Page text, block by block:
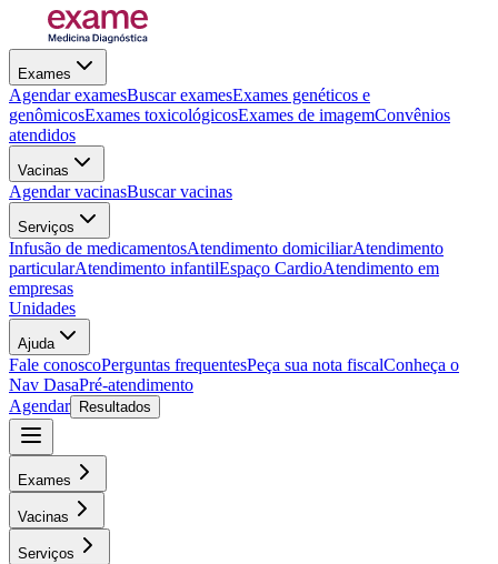
Exames
Agendar examesBuscar examesExames genéticos e
genômicosExames toxicológicosExames de imagemConvênios
atendidos
Vacinas
Agendar vacinasBuscar vacinas
Serviços
Infusão de medicamentosAtendimento domiciliarAtendimento
particularAtendimento infantilEspaço CardioAtendimento em
empresas
Unidades
Ajuda
Fale conoscoPerguntas frequentesPeça sua nota fiscalConheça o
Nav DasaPré-atendimento
Agendar
Resultados
Exames
Vacinas
Serviços